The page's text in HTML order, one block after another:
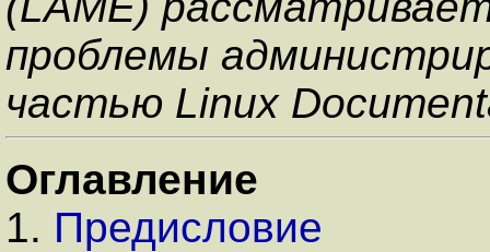
проблемы
частью Linux
Оглавление
1. Предисловие